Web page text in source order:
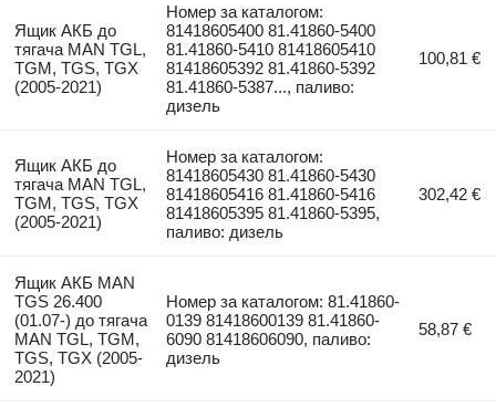
Ящик АКБ до
тягача MAN TGL,
TGM, TGS, TGX
(2005-2021)
Номер за каталогом:
81418605400 81.41860-5400
81.41860-5410 81418605410
81418605392 81.41860-5392
81.41860-5387..., паливо:
дизель
100,81 €
Ящик АКБ до
тягача MAN TGL,
TGM, TGS, TGX
(2005-2021)
Номер за каталогом:
81418605430 81.41860-5430
81418605416 81.41860-5416
81418605395 81.41860-5395,
паливо: дизель
302,42 €
Ящик АКБ MAN
TGS 26.400
(01.07-) до тягача
MAN TGL, TGM,
TGS, TGX (2005-
2021)
Номер за каталогом: 81.41860-
0139 81418600139 81.41860-
6090 81418606090, паливо:
дизель
58,87 €